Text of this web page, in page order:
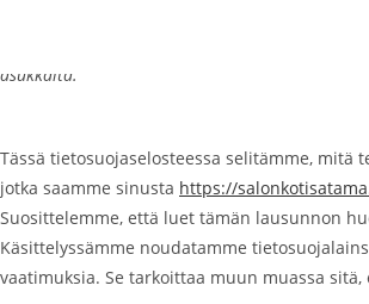
Euroopan talousalueen ja Sveitsin kansalaisia
asukkaita.
Tässä tietosuojaselosteessa selitämme, mitä
jotka saamme sinusta https://
Suosittelemme, että luet tämän lausunnon
Käsittelyssämme noudatamme
vaatimuksia. Se tarkoittaa muun muassa sitä,